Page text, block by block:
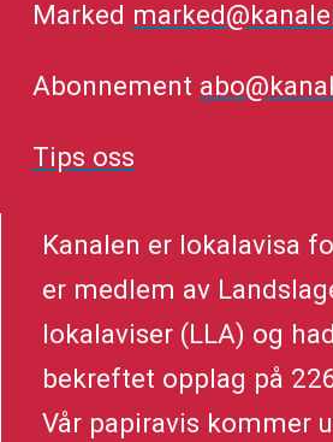
Marked
Abonnement
Tips oss
Kanalen er lokalavisa
er medlem av
lokalaviser (LLA) og
bekreftet opplag på
Vår papiravis kommer